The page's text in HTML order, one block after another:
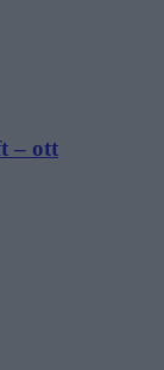
– ott